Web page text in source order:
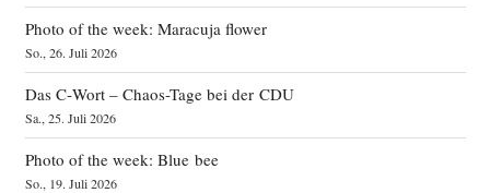
Photo of the week: Maracuja flower
So., 26. Juli 2026
Das C‑Wort – Chaos-Tage bei der CDU
Sa., 25. Juli 2026
Photo of the week: Blue bee
So., 19. Juli 2026